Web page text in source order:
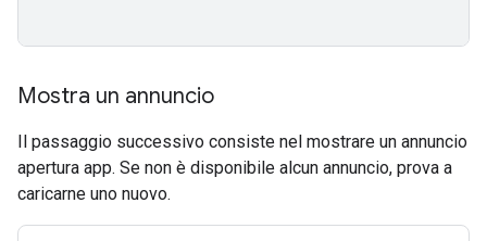
Mostra un annuncio
Il passaggio successivo consiste nel mostrare un annuncio
apertura app. Se non è disponibile alcun annuncio, prova a
caricarne uno nuovo.